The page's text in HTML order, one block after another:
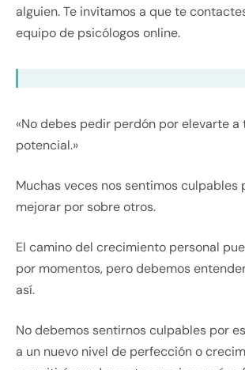
alguien. Te invitamos a que te
equipo de psicólogos online.
«No debes pedir perdón por elevarte a
potencial.»
Muchas veces nos sentimos culpables
mejorar por sobre otros.
El camino del crecimiento personal
por momentos, pero debemos
así.
No debemos sentirnos culpables por
a un nuevo nivel de perfección o